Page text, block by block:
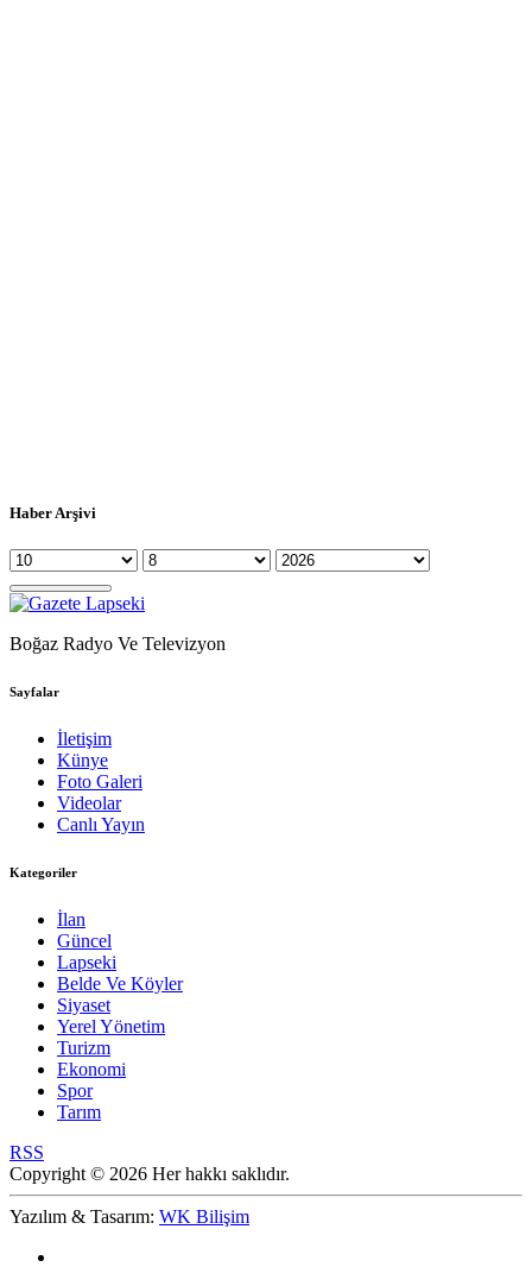
Haber Arşivi
Boğaz Radyo Ve Televizyon
Sayfalar
İletişim
Künye
Foto Galeri
Videolar
Canlı Yayın
Kategoriler
İlan
Güncel
Lapseki
Belde Ve Köyler
Siyaset
Yerel Yönetim
Turizm
Ekonomi
Spor
Tarım
RSS
Copyright © 2026 Her hakkı saklıdır.
Yazılım & Tasarım: WK Bilişim